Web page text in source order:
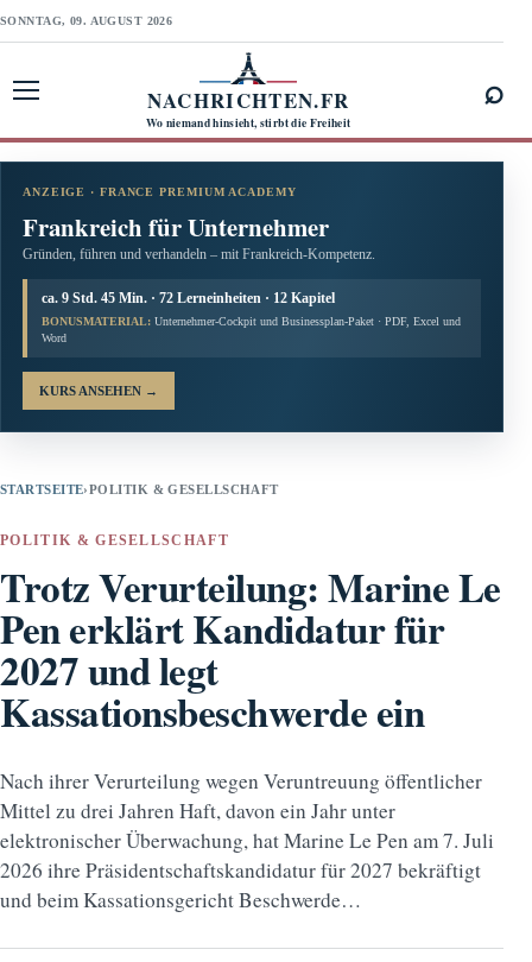
SONNTAG, 09. AUGUST 2026
NACHRICHTEN.FR
Wo niemand hinsieht, stirbt die Freiheit
⌕
ANZEIGE · FRANCE PREMIUM ACADEMY
Frankreich für Unternehmer
Gründen, führen und verhandeln – mit Frankreich-Kompetenz.
ca. 9 Std. 45 Min. · 72 Lerneinheiten · 12 Kapitel
BONUSMATERIAL: Unternehmer-Cockpit und Businessplan-Paket · PDF, Excel und
Word
KURS ANSEHEN →
STARTSEITE›POLITIK & GESELLSCHAFT
POLITIK & GESELLSCHAFT
Trotz Verurteilung: Marine Le
Pen erklärt Kandidatur für
2027 und legt
Kassationsbeschwerde ein
Nach ihrer Verurteilung wegen Veruntreuung öffentlicher
Mittel zu drei Jahren Haft, davon ein Jahr unter
elektronischer Überwachung, hat Marine Le Pen am 7. Juli
2026 ihre Präsidentschaftskandidatur für 2027 bekräftigt
und beim Kassationsgericht Beschwerde…